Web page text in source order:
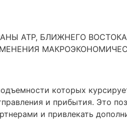
АТР, БЛИЖНЕГО ВОСТОКА
которых
и прибытия. Это
и привлекать